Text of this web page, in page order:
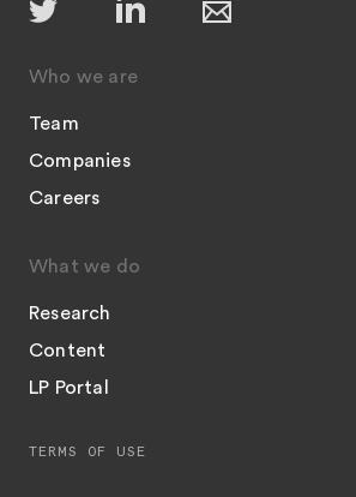
Who we are
Team
Companies
Careers
What we do
Research
Content
LP Portal
TERMS OF USE